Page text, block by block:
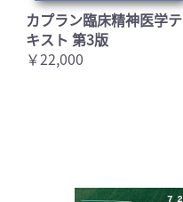
カプラン臨床精神医学テ
キスト 第3版
￥22,000